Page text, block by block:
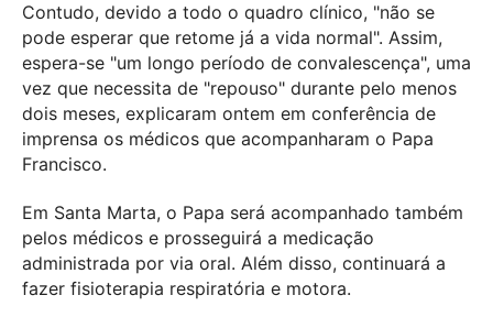
Contudo, devido a todo o quadro clínico, "não se
pode esperar que retome já a vida normal". Assim,
espera-se "um longo período de convalescença", uma
vez que necessita de "repouso" durante pelo menos
dois meses, explicaram ontem em conferência de
imprensa os médicos que acompanharam o Papa
Francisco.
Em Santa Marta, o Papa será acompanhado também
pelos médicos e prosseguirá a medicação
administrada por via oral. Além disso, continuará a
fazer fisioterapia respiratória e motora.